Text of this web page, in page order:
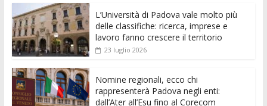
k p er
L’Università di Padova vale molto più
delle classifiche: ricerca, imprese e
lavoro fanno crescere il territorio
23 luglio 2026
Nomine regionali, ecco chi
rappresenterà Padova negli enti:
dall’Ater all’Esu fino al Corecom